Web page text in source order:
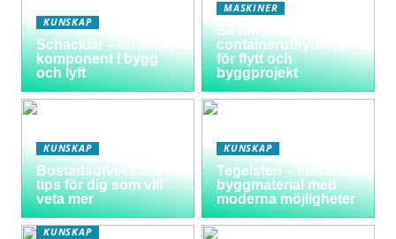
KUNSKAP
Schacklar – en viktig
komponent i bygg
och lyft
MASKINER
Så fungerar
containeruthyrning
för flytt och
byggprojekt
KUNSKAP
Bostadsutvecklare –
tips för dig som vill
veta mer
KUNSKAP
Tegelsten – klassisk
byggmaterial med
moderna möjligheter
KUNSKAP